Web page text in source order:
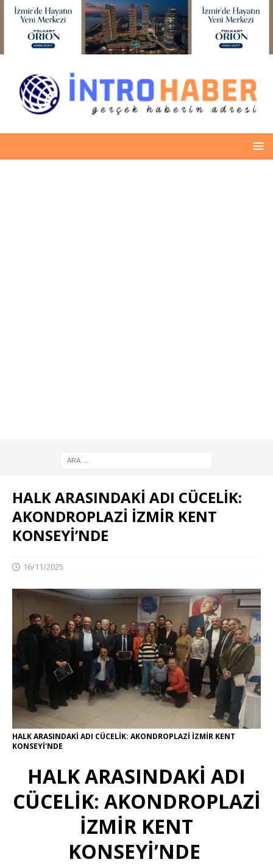
HALK ARASINDAKİ ADI CÜCELİK:
AKONDROPLAZİ İZMİR KENT
KONSEYİ’NDE
16/11/2025
HALK ARASINDAKİ ADI CÜCELİK: AKONDROPLAZİ İZMİR KENT
KONSEYİ'NDE
HALK ARASINDAKİ ADI
CÜCELİK: AKONDROPLAZİ
İZMİR KENT
KONSEYİ’NDE